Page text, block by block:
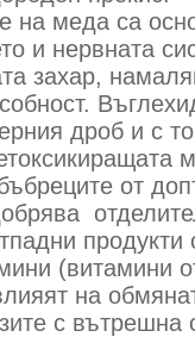
на меда са
и нервната
захар,
дроб и с
от
продукти
(витамини
на
с вътрешна